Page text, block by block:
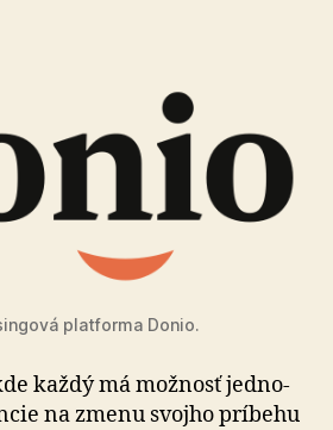
platforma Donio.
každý má možnosť jed­no­
na zme­nu svojho príbehu